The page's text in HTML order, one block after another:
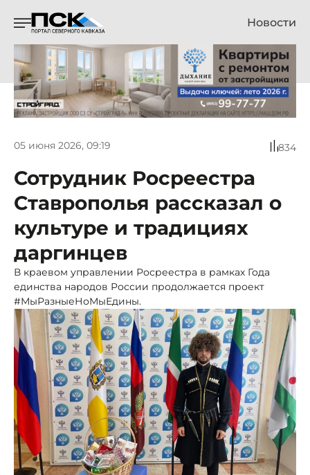
Новости
05 июня 2026, 09:19 834
Сотрудник Росреестра
Ставрополья рассказал о
культуре и традициях
даргинцев
В краевом управлении Росреестра в рамках Года
единства народов России продолжается проект
#МыРазныеНоМыЕдины.